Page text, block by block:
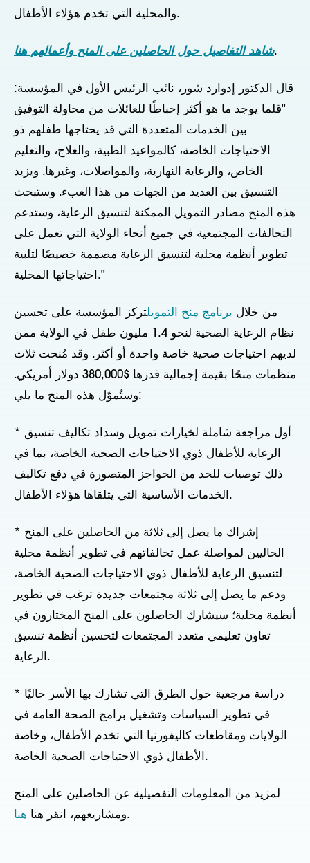
والمحلية التي تخدم هؤلاء الأطفال.
شاهد التفاصيل حول الحاصلين على المنح وأعمالهم هنا.
قال الدكتور إدوارد شور، نائب الرئيس الأول في المؤسسة:
"قلما يوجد ما هو أكثر إحباطًا للعائلات من محاولة التوفيق
بين الخدمات المتعددة التي قد يحتاجها طفلهم ذو
الاحتياجات الخاصة، كالمواعيد الطبية، والعلاج، والتعليم
الخاص، والرعاية النهارية، والمواصلات، وغيرها. ويزيد
التنسيق بين العديد من الجهات من هذا العبء. وستبحث
هذه المنح مصادر التمويل الممكنة لتنسيق الرعاية، وستدعم
التحالفات المجتمعية في جميع أنحاء الولاية التي تعمل على
تطوير أنظمة محلية لتنسيق الرعاية مصممة خصيصًا لتلبية
احتياجاتها المحلية."
من خلال برنامج منح التمويلتركز المؤسسة على تحسين
نظام الرعاية الصحية لنحو 1.4 مليون طفل في الولاية ممن
لديهم احتياجات صحية خاصة واحدة أو أكثر. وقد مُنحت ثلاث
منظمات منحًا بقيمة إجمالية قدرها $380,000 دولار أمريكي.
وستُموّل هذه المنح ما يلي:
* أول مراجعة شاملة لخيارات تمويل وسداد تكاليف تنسيق
الرعاية للأطفال ذوي الاحتياجات الصحية الخاصة، بما في
ذلك توصيات للحد من الحواجز المتصورة في دفع تكاليف
الخدمات الأساسية التي يتلقاها هؤلاء الأطفال.
* إشراك ما يصل إلى ثلاثة من الحاصلين على المنح
الحاليين لمواصلة عمل تحالفاتهم في تطوير أنظمة محلية
لتنسيق الرعاية للأطفال ذوي الاحتياجات الصحية الخاصة،
ودعم ما يصل إلى ثلاثة مجتمعات جديدة ترغب في تطوير
أنظمة محلية؛ سيشارك الحاصلون على المنح المختارون في
تعاون تعليمي متعدد المجتمعات لتحسين أنظمة تنسيق
الرعاية.
* دراسة مرجعية حول الطرق التي تشارك بها الأسر حاليًا
في تطوير السياسات وتشغيل برامج الصحة العامة في
الولايات ومقاطعات كاليفورنيا التي تخدم الأطفال، وخاصة
الأطفال ذوي الاحتياجات الصحية الخاصة.
لمزيد من المعلومات التفصيلية عن الحاصلين على المنح
ومشاريعهم، انقر هنا هنا .